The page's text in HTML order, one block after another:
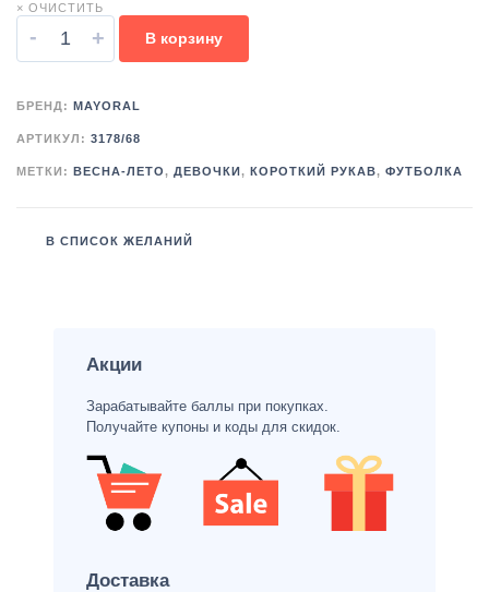
× ОЧИСТИТЬ
- + В корзину
БРЕНД: MAYORAL
АРТИКУЛ: 3178/68
МЕТКИ: ВЕСНА-ЛЕТО, ДЕВОЧКИ , КОРОТКИЙ РУКАВ, ФУТБОЛКА
В СПИСОК ЖЕЛАНИЙ
Акции
Зарабатывайте баллы при покупках.
Получайте купоны и коды для скидок.
Доставка